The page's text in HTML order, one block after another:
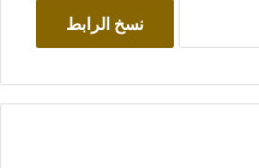
نسخ الرابط